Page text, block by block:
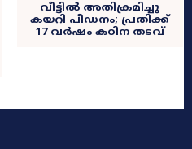
വീട്ടിൽ അതിക്രമിച്ചു
കയറി പീഡനം; പ്രതിക്ക്
17 വർഷം കഠിന തടവ്